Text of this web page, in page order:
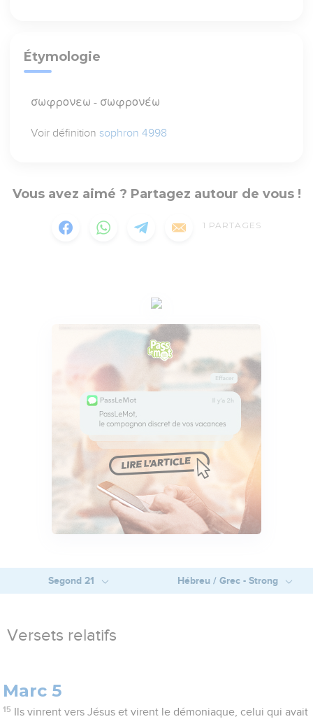
Étymologie
σωφρονεω - σωφρονέω
Voir définition sophron 4998
Vous avez aimé ? Partagez autour de vous !
1 PARTAGES
Segond 21 Hébreu / Grec - Strong
Versets relatifs
Marc 5
15
Ils vinrent vers Jésus et virent le démoniaque, celui qui avait